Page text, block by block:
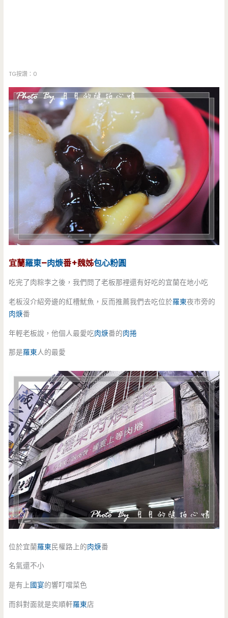
TG按讚：0
宜蘭羅東–肉焿番+魏姊包心粉圓
吃完了肉粽李之後，我們問了老板那裡還有好吃的宜蘭在地小吃
老板沒介紹旁邊的紅槽魷魚，反而推薦我們去吃位於羅東夜市旁的
肉焿番
年輕老板說，他個人最愛吃肉焿番的肉捲
那是羅東人的最愛
位於宜蘭羅東民權路上的肉焿番
名氣還不小
是有上國宴的響叮噹菜色
而斜對面就是奕順軒羅東店